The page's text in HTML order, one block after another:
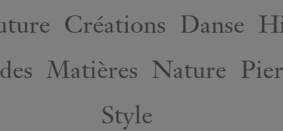
Créations Danse
Matières Nature
Style